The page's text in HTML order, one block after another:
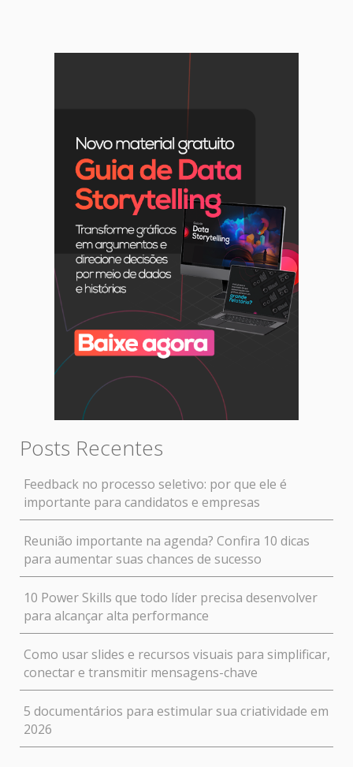
Posts Recentes
Feedback no processo seletivo: por que ele é
importante para candidatos e empresas
Reunião importante na agenda? Confira 10 dicas
para aumentar suas chances de sucesso
10 Power Skills que todo líder precisa desenvolver
para alcançar alta performance
Como usar slides e recursos visuais para simplificar,
conectar e transmitir mensagens-chave
5 documentários para estimular sua criatividade em
2026